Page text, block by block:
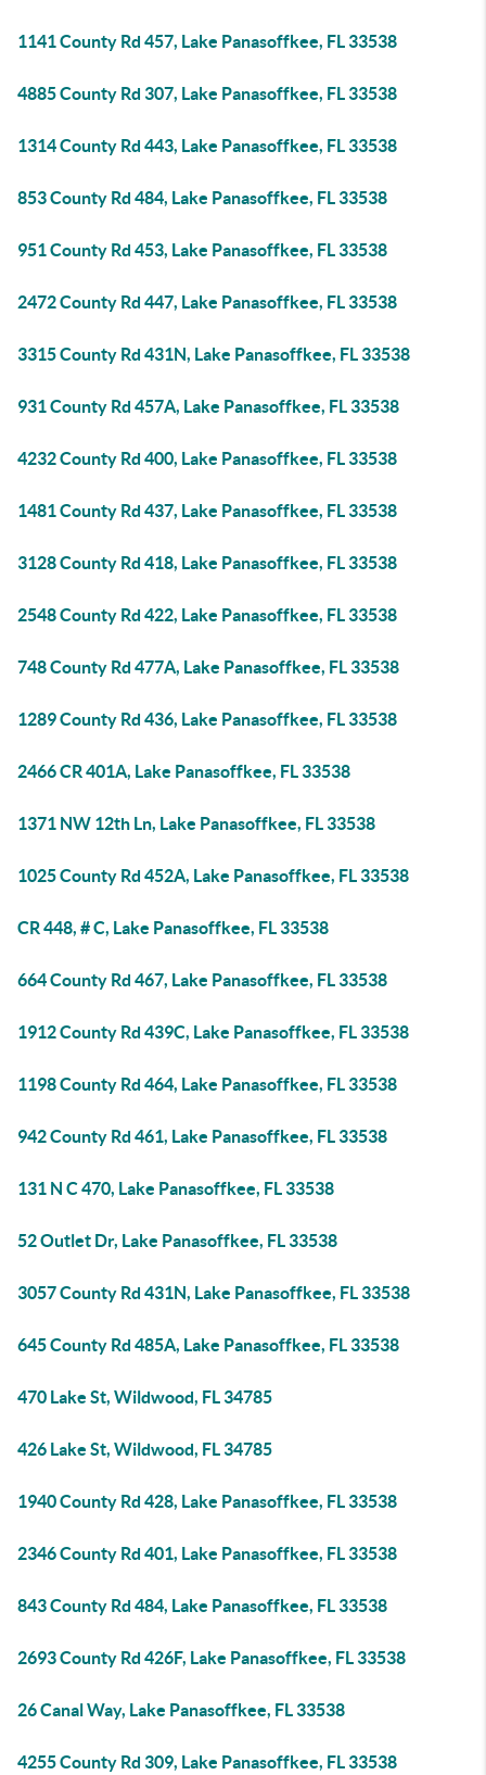
1141 County Rd 457, Lake Panasoffkee, FL 33538
4885 County Rd 307, Lake Panasoffkee, FL 33538
1314 County Rd 443, Lake Panasoffkee, FL 33538
853 County Rd 484, Lake Panasoffkee, FL 33538
951 County Rd 453, Lake Panasoffkee, FL 33538
2472 County Rd 447, Lake Panasoffkee, FL 33538
3315 County Rd 431N, Lake Panasoffkee, FL 33538
931 County Rd 457A, Lake Panasoffkee, FL 33538
4232 County Rd 400, Lake Panasoffkee, FL 33538
1481 County Rd 437, Lake Panasoffkee, FL 33538
3128 County Rd 418, Lake Panasoffkee, FL 33538
2548 County Rd 422, Lake Panasoffkee, FL 33538
748 County Rd 477A, Lake Panasoffkee, FL 33538
1289 County Rd 436, Lake Panasoffkee, FL 33538
2466 CR 401A, Lake Panasoffkee, FL 33538
1371 NW 12th Ln, Lake Panasoffkee, FL 33538
1025 County Rd 452A, Lake Panasoffkee, FL 33538
CR 448, # C, Lake Panasoffkee, FL 33538
664 County Rd 467, Lake Panasoffkee, FL 33538
1912 County Rd 439C, Lake Panasoffkee, FL 33538
1198 County Rd 464, Lake Panasoffkee, FL 33538
942 County Rd 461, Lake Panasoffkee, FL 33538
131 N C 470, Lake Panasoffkee, FL 33538
52 Outlet Dr, Lake Panasoffkee, FL 33538
3057 County Rd 431N, Lake Panasoffkee, FL 33538
645 County Rd 485A, Lake Panasoffkee, FL 33538
470 Lake St, Wildwood, FL 34785
426 Lake St, Wildwood, FL 34785
1940 County Rd 428, Lake Panasoffkee, FL 33538
2346 County Rd 401, Lake Panasoffkee, FL 33538
843 County Rd 484, Lake Panasoffkee, FL 33538
2693 County Rd 426F, Lake Panasoffkee, FL 33538
26 Canal Way, Lake Panasoffkee, FL 33538
4255 County Rd 309, Lake Panasoffkee, FL 33538